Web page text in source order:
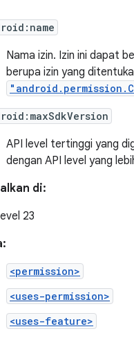
Nama izin. Izin ini dapat
berupa izin yang
API level tertinggi yang
dengan API level yang
di:
23
<permission>
<uses-permission>
<uses-feature>